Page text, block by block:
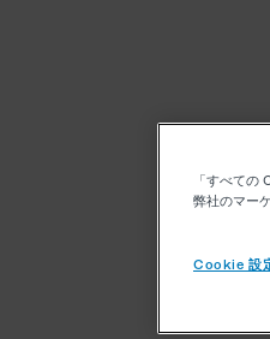
「すべての
弊社のマー
Cookie 設